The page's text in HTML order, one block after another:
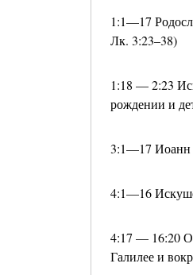
1:1—17
Лк. 3:23–38)
1:18 — 2:23
рождении и
3:1—17 Иоанн
4:1—16
4:17 — 16:20
Галилее и